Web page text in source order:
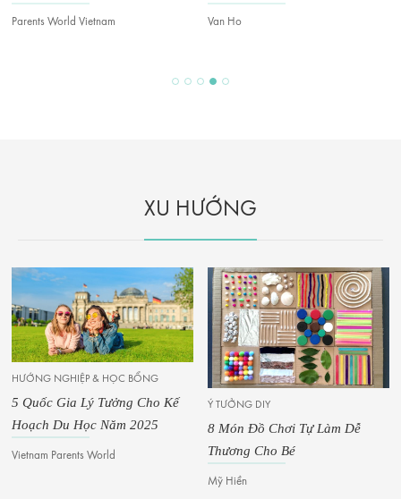
Van Ho
Tiếp Theo Của Việt Nam Được
Van Ho
XU HƯỚNG
Ý TƯỞNG DIY
8 Món Đồ Chơi Tự Làm Dễ
Thương Cho Bé
KỸ NĂNG SỐ
Ai Là “Nạn Nhân” Thực Sự Của
Thời Đại Số?
Parents World Vietnam